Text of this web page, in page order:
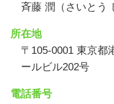
斉藤 潤（さいとう
所在地
〒105-0001 東京都
ールビル202号
電話番号